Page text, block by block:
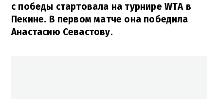
с победы стартовала на турнире WTA в
Пекине. В первом матче она победила
Анастасию Севастову.